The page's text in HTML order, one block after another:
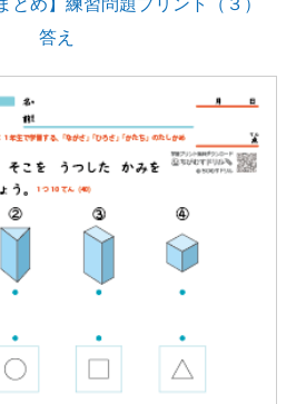
答え